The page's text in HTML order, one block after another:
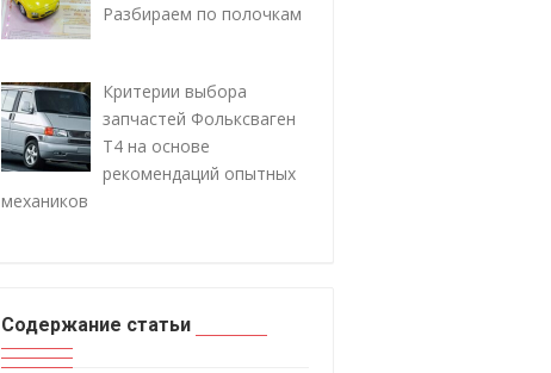
Разбираем по полочкам
Критерии выбора
запчастей Фольксваген
Т4 на основе
рекомендаций опытных
механиков
Содержание статьи